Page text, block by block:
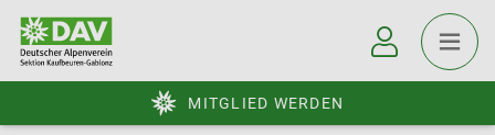
MITGLIED WERDEN